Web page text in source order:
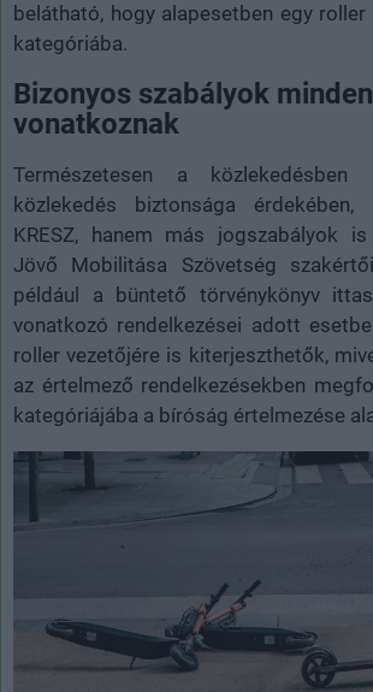
belátható, hogy alapesetben egy
kategóriába.
Bizonyos szabályok
vonatkoznak
Természetesen a közlekedésben
közlekedés biztonsága
KRESZ, hanem más jogszabályok
Jövő Mobilitása Szövetség
például a büntető törvénykönyv
vonatkozó rendelkezései adott
roller vezetőjére is kiterjeszthetők,
az értelmező rendelkezésekben
kategóriájába a bíróság értelmezése